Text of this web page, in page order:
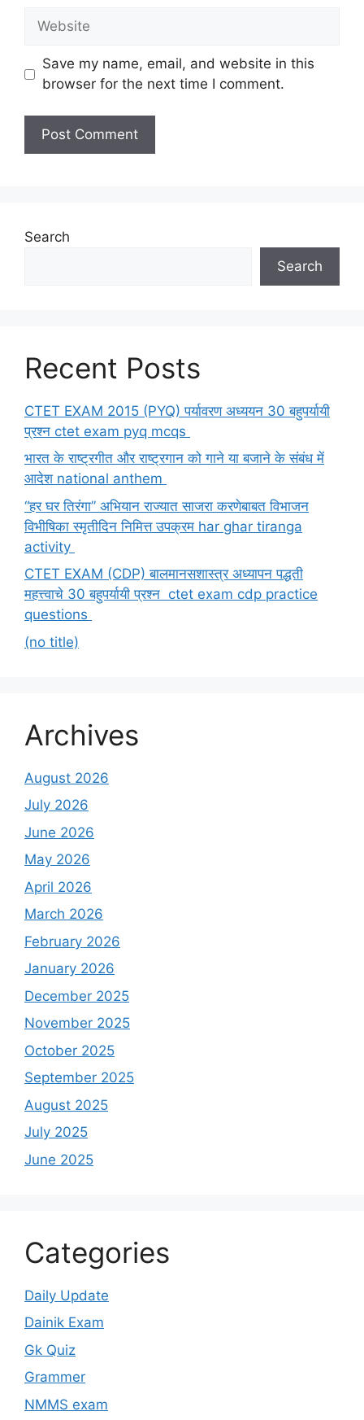
Website
Save my name, email, and website in this
browser for the next time I comment.
Search
Search
Recent Posts
CTET EXAM 2015 (PYQ) पर्यावरण अध्ययन 30 बहुपर्यायी
प्रश्न ctet exam pyq mcqs
भारत के राष्ट्रगीत और राष्ट्रगान को गाने या बजाने के संबंध में
आदेश national anthem
“हर घर तिरंगा” अभियान राज्यात साजरा करणेबाबत विभाजन
विभीषिका स्मृतीदिन निमित्त उपक्रम har ghar tiranga
activity
CTET EXAM (CDP) बालमानसशास्त्र अध्यापन पद्धती
महत्त्वाचे 30 बहुपर्यायी प्रश्न ctet exam cdp practice
questions
(no title)
Archives
August 2026
July 2026
June 2026
May 2026
April 2026
March 2026
February 2026
January 2026
December 2025
November 2025
October 2025
September 2025
August 2025
July 2025
June 2025
Categories
Daily Update
Dainik Exam
Gk Quiz
Grammer
NMMS exam